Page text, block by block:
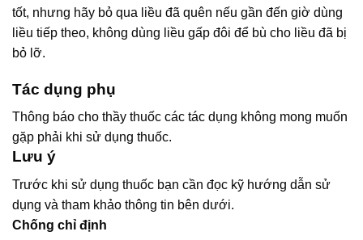
tốt, nhưng hãy bỏ qua liều đã quên nếu gần đến giờ dùng
liều tiếp theo, không dùng liều gấp đôi để bù cho liều đã bị
bỏ lỡ.
Tác dụng phụ
Thông báo cho thầy thuốc các tác dụng không mong muốn
gặp phải khi sử dụng thuốc.
Lưu ý
Trước khi sử dụng thuốc bạn cần đọc kỹ hướng dẫn sử
dụng và tham khảo thông tin bên dưới.
Chống chỉ định